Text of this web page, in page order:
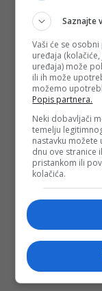
Saznajte
Vaši će se
uređaja
uređaja) može
ili ih može
možemo
Popis partnera.
Neki dobavljači
temelju
nastavku
dnu ove stranice
pristankom ili
kolačića.